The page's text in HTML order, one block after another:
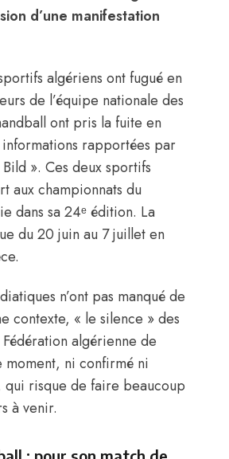
d’une manifestation
algériens ont fugué en
de l’équipe nationale des
ont pris la fuite en
rapportées par
». Ces deux sportifs
aux championnats du
dans sa 24ᵉ édition. La
du 20 juin au 7 juillet en
n’ont pas manqué de
contexte, « le silence » des
algérienne de
moment, ni confirmé ni
qui risque de faire beaucoup
à venir.